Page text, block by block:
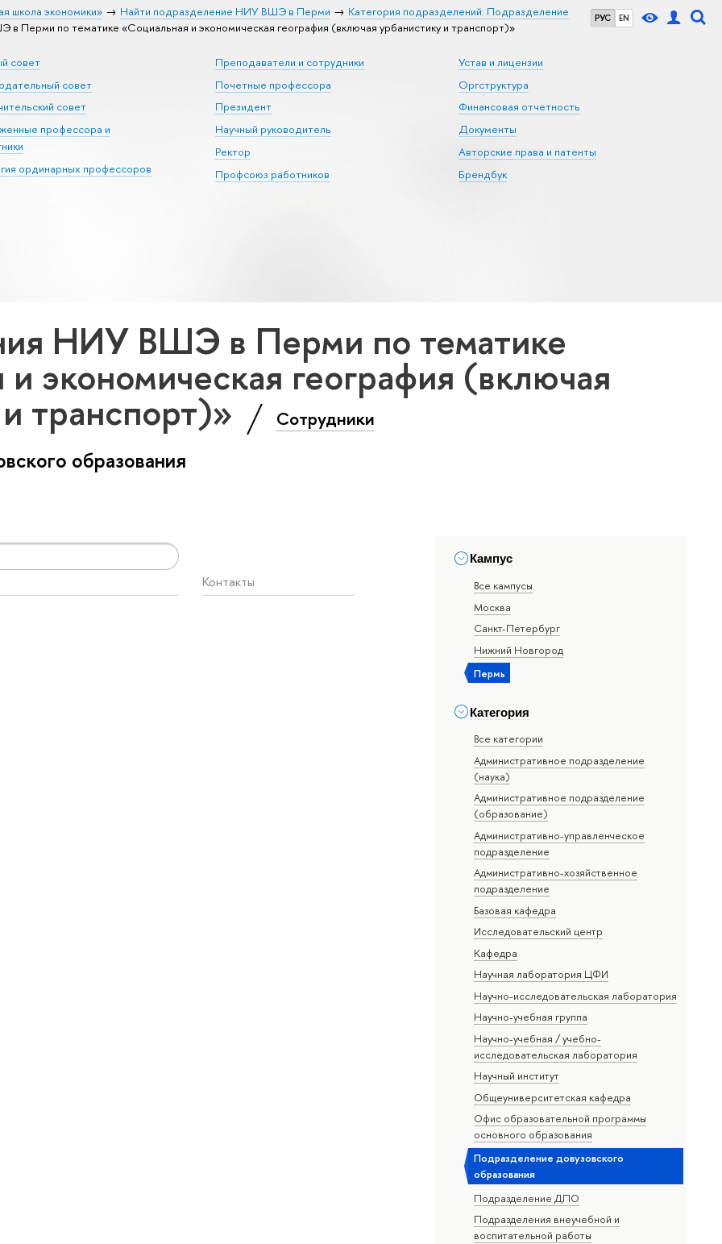
РУС EN
школа экономики» Найти подразделение НИУ ВШЭ в Перми
Категория подразделений: Подразделение
Перми по тематике «Социальная и экономическая география (включая урбанистику и транспорт)»
совет
совет
совет
профессора и
ординарных профессоров
Преподаватели и сотрудники
Почетные профессора
Президент
Научный руководитель
Ректор
Профсоюз работников
Устав и лицензии
Оргструктура
Финансовая отчетность
Документы
Авторские права и патенты
Брендбук
НИУ ВШЭ в Перми по тематике
экономическая география (включая
транспорт)» Сотрудники
образования
Кампус
Все кампусы
Москва
Санкт-Петербург
Нижний Новгород
Пермь
Категория
Все категории
Административное подразделение
(наука)
Административное подразделение
(образование)
Административно-управленческое
подразделение
Административно-хозяйственное
подразделение
Базовая кафедра
Исследовательский центр
Кафедра
Научная лаборатория ЦФИ
Научно-исследовательская лаборатория
Научно-учебная группа
Научно-учебная / учебно-
исследовательская лаборатория
Научный институт
Общеуниверситетская кафедра
Офис образовательной программы
основного образования
Подразделение довузовского
образования
Подразделение ДПО
Подразделения внеучебной и
воспитательной работы
Контакты